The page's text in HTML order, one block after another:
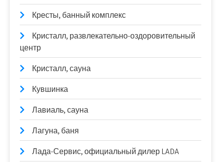
Кресты, банный комплекс
Кристалл, развлекательно-оздоровительный
центр
Кристалл, сауна
Кувшинка
Лавиаль, сауна
Лагуна, баня
Лада-Сервис, официальный дилер LADA